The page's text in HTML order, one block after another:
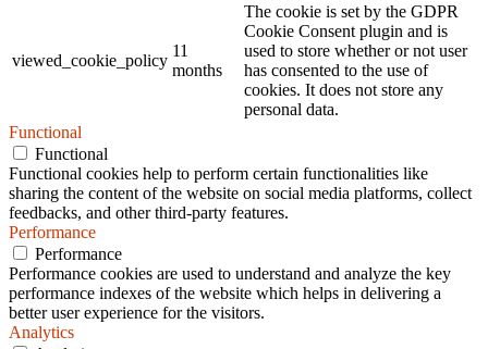
viewed_cookie_policy
11
months
The cookie is set by the GDPR
Cookie Consent plugin and is
used to store whether or not user
has consented to the use of
cookies. It does not store any
personal data.
Functional
Functional
Functional cookies help to perform certain functionalities like
sharing the content of the website on social media platforms, collect
feedbacks, and other third-party features.
Performance
Performance
Performance cookies are used to understand and analyze the key
performance indexes of the website which helps in delivering a
better user experience for the visitors.
Analytics